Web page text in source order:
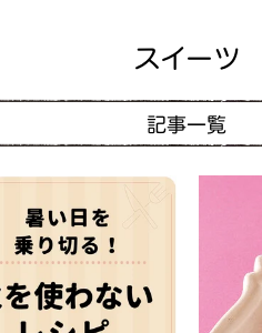
スイーツ
記事一覧